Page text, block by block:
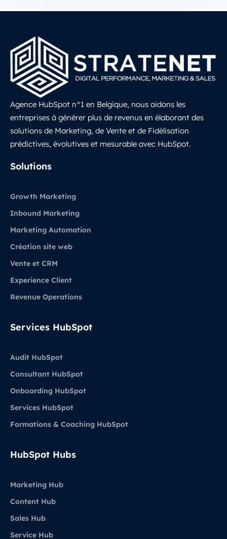
Agence HubSpot n°1 en Belgique, nous aidons les
entreprises à générer plus de revenus en élaborant des
solutions de Marketing, de Vente et de Fidélisation
prédictives, évolutives et mesurable avec HubSpot.
Solutions
Growth Marketing
Inbound Marketing
Marketing Automation
Création site web
Vente et CRM
Experience Client
Revenue Operations
Services HubSpot
Audit HubSpot
Consultant HubSpot
Onboarding HubSpot
Services HubSpot
Formations & Coaching HubSpot
HubSpot Hubs
Marketing Hub
Content Hub
Sales Hub
Service Hub